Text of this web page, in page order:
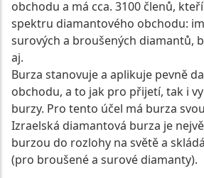
obchodu a má cca. 3100 členů,
spektru diamantového obchodu:
surových a broušených diamantů,
aj.
Burza stanovuje a aplikuje pevně
obchodu, a to jak pro přijetí, tak i
burzy. Pro tento účel má burza
Izraelská diamantová burza je
burzou do rozlohy na světě a
(pro broušené a surové diamanty).